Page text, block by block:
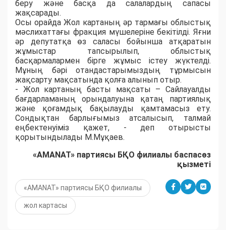
беру және басқа да салалардың сапасы
жақсарады.
Осы орайда Жол картаның әр тармағы облыстық
мәслихаттағы фракция мүшелеріне бекітілді. Яғни
әр депутатқа өз саласы бойынша атқаратын
жұмыстар тапсырылып, облыстық
басқармалармен бірге жұмыс істеу жүктелді.
Мұның бәрі отандастарымыздың тұрмысын
жақсарту мақсатында қолға алынып отыр.
- Жол картаның басты мақсаты – Сайлауалды
бағдарламаның орындалуына қатаң партиялық
және қоғамдық бақылауды қамтамасыз ету.
Сондықтан барлығымыз атсалысып, талмай
еңбектенуіміз қажет, - деп отырысты
қорытындылады М.Мұқаев.
«AMANAT» партиясы БҚО филиалы баспасөз
қызметі
«AMANAT» партиясы БҚО филиалы
жол картасы